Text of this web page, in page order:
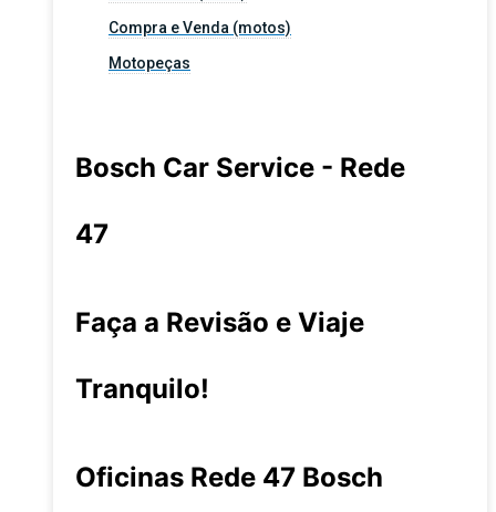
Compra e Venda (motos)
Motopeças
Bosch Car Service - Rede
47
Faça a Revisão e Viaje
Tranquilo!
Oficinas Rede 47 Bosch